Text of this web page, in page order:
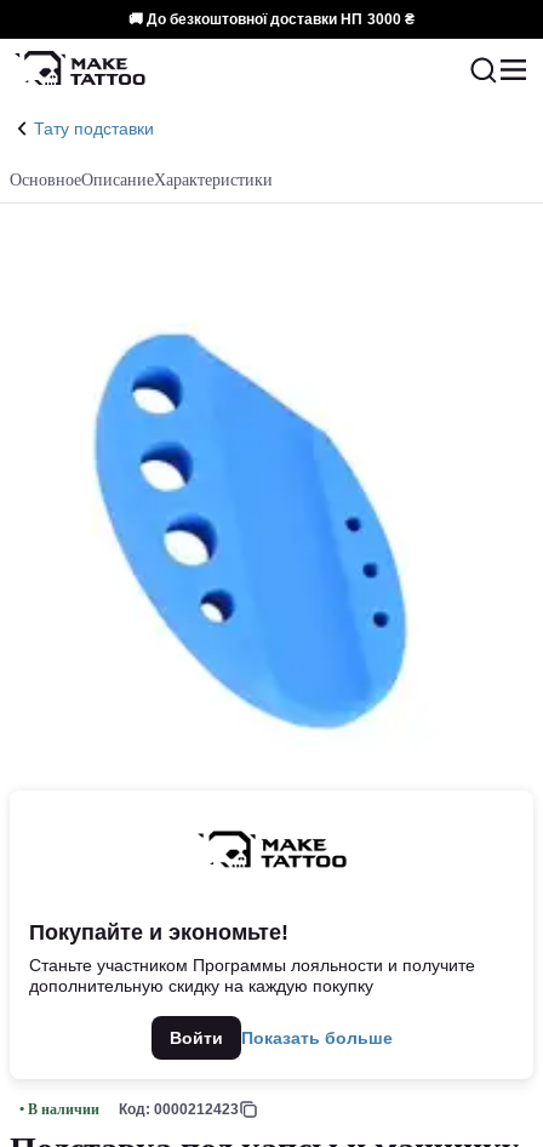
🚚 До безкоштовної доставки НП 3000 ₴
Тату подставки
ОсновноеОписаниеХарактеристики
Покупайте и экономьте!
Станьте участником Программы лояльности и получите
дополнительную скидку на каждую покупку
Войти Показать больше
• В наличии Код: 0000212423